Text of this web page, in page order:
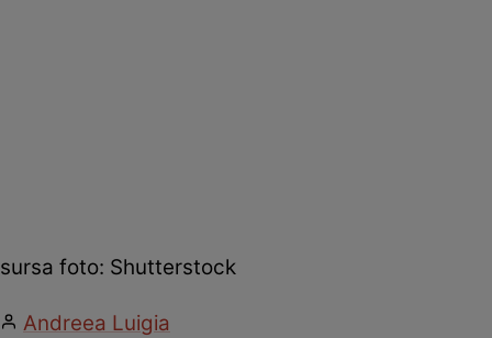
sursa foto: Shutterstock
Andreea Luigia